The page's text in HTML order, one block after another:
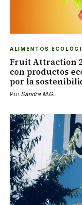
ALIMENTOS
Fruit Attraction
con productos
por la
Por Sandra M.G.